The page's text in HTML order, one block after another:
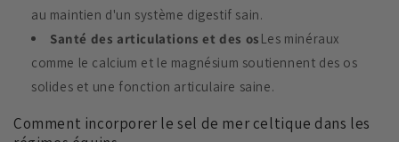
au maintien d'un système digestif sain.
Santé des articulations et des os Les minéraux
comme le calcium et le magnésium soutiennent des os
solides et une fonction articulaire saine.
Comment incorporer le sel de mer celtique dans les